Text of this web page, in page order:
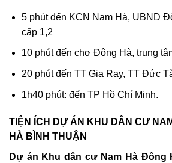
5 phút đến KCN Nam Hà, UBND
cấp 1,2
10 phút đến chợ Đông Hà, trung
20 phút đến TT Gia Ray, TT Đức
1h40 phút: đến TP Hồ Chí Minh.
TIỆN ÍCH DỰ ÁN KHU DÂN CƯ
HÀ BÌNH THUẬN
Dự án Khu dân cư Nam Hà Đông